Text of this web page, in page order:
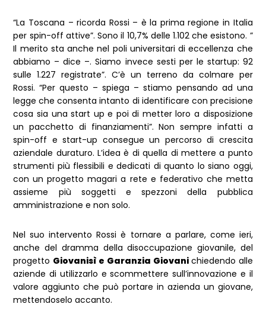
“La Toscana – ricorda Rossi – è la prima regione in Italia
per spin-off attive”. Sono il 10,7% delle 1.102 che esistono. ”
Il merito sta anche nel poli universitari di eccellenza che
abbiamo – dice –. Siamo invece sesti per le startup: 92
sulle 1.227 registrate”. C’è un terreno da colmare per
Rossi. “Per questo – spiega – stiamo pensando ad una
legge che consenta intanto di identificare con precisione
cosa sia una start up e poi di metter loro a disposizione
un pacchetto di finanziamenti”. Non sempre infatti a
spin-off e start-up consegue un percorso di crescita
aziendale duraturo. L’idea è di quella di mettere a punto
strumenti più flessibili e dedicati di quanto lo siano oggi,
con un progetto magari a rete e federativo che metta
assieme più soggetti e spezzoni della pubblica
amministrazione e non solo.
Nel suo intervento Rossi è tornare a parlare, come ieri,
anche del dramma della disoccupazione giovanile, del
progetto Giovanisì e Garanzia Giovanichiedendo alle
aziende di utilizzarlo e scommettere sull’innovazione e il
valore aggiunto che può portare in azienda un giovane,
mettendoselo accanto.